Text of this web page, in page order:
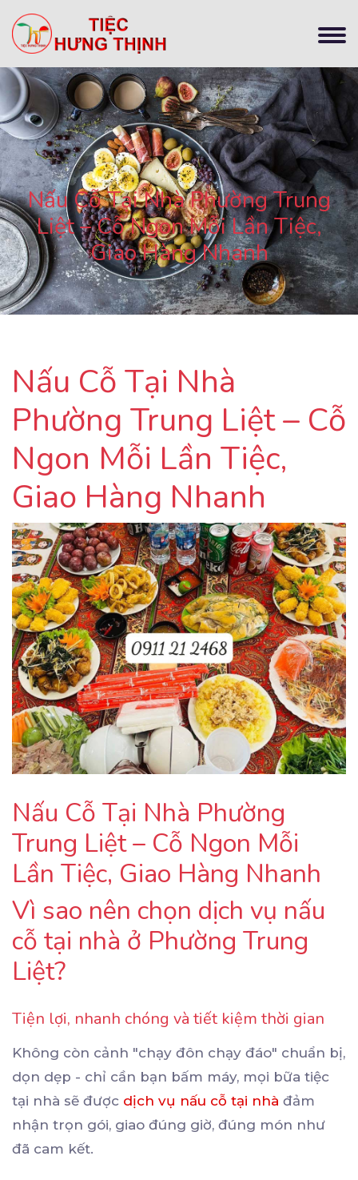
Nấu Cỗ Tại Nhà Phường Trung
Liệt – Cỗ Ngon Mỗi Lần Tiệc,
Giao Hàng Nhanh
Nấu Cỗ Tại Nhà
Phường Trung Liệt – Cỗ
Ngon Mỗi Lần Tiệc,
Giao Hàng Nhanh
Nấu Cỗ Tại Nhà Phường
Trung Liệt – Cỗ Ngon Mỗi
Lần Tiệc, Giao Hàng Nhanh
Vì sao nên chọn dịch vụ nấu
cỗ tại nhà ở Phường Trung
Liệt?
Tiện lợi, nhanh chóng và tiết kiệm thời gian
Không còn cảnh "chạy đôn chạy đáo" chuẩn bị,
dọn dẹp - chỉ cần bạn bấm máy, mọi bữa tiệc
tại nhà sẽ được dịch vụ nấu cỗ tại nhà đảm
nhận trọn gói, giao đúng giờ, đúng món như
đã cam kết.